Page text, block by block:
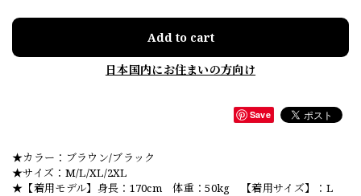
Add to cart
日本国内にお住まいの方向け
Save
★カラー：ブラウン/ブラック
★サイズ：M/L/XL/2XL
★【着用モデル】身長：170cm 体重：50kg 【着用サイズ】：L